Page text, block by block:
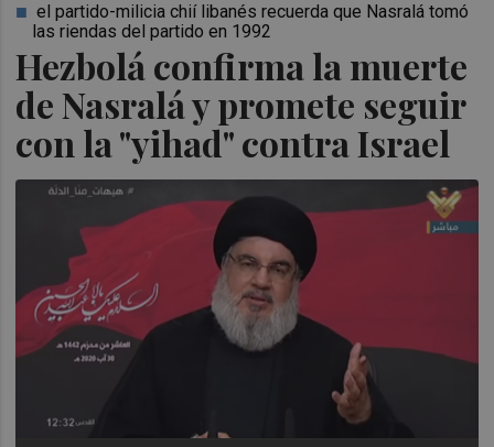
Hezbolá confirma la muerte
de Nasralá y promete seguir
con la "yihad" contra Israel
el partido-milicia chií libanés recuerda que Nasralá tomó
las riendas del partido en 1992